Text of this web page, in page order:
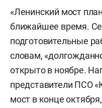
«Ленинский мост
ближайшее время.
подготовительные
словам,
открыто в ноябре.
представители ПСО
мост в конце